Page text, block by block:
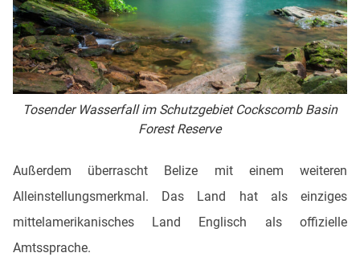
Tosender Wasserfall im Schutzgebiet Cockscomb Basin
Forest Reserve
Außerdem überrascht Belize mit einem weiteren
Alleinstellungsmerkmal. Das Land hat als einziges
mittelamerikanisches Land Englisch als offizielle
Amtssprache.